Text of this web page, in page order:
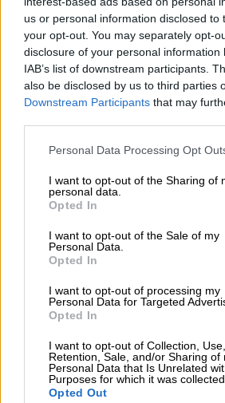
us or personal information disclosed to
your opt-out. You may separately opt-
disclosure of your personal information
IAB’s list of downstream participants.
also be disclosed by us to third parties
Downstream Participants that may
Personal Data Processing Opt
I want to opt-out of the Sharing of
personal data.
Opted In
I want to opt-out of the Sale of my
Personal Data.
Opted In
I want to opt-out of processing my
Personal Data for Targeted
Opted In
I want to opt-out of Collection, Use,
Retention, Sale, and/or Sharing of
Personal Data that Is Unrelated
Purposes for which it was collected.
Opted Out
"Los poderes públicos deberían
recursos al arte y la cultura de lo que
Depende de nosotros
13 días